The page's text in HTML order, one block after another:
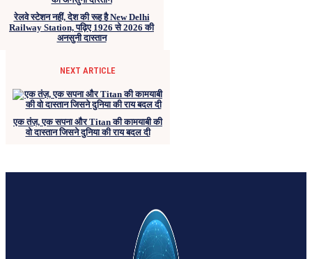
रेलवे स्टेशन नहीं, देश की रूह है New Delhi
Railway Station, पढ़िए 1926 से 2026 की
अनसुनी दास्तान
NEXT ARTICLE
एक तंज़, एक सपना और Titan की कामयाबी की
वो दास्तान जिसने दुनिया की राय बदल दी